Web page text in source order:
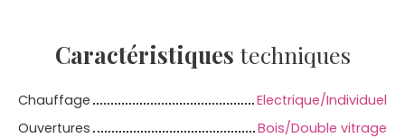
Caractéristiques techniques
Chauffage
Electrique/Individuel
Ouvertures
Bois/Double vitrage